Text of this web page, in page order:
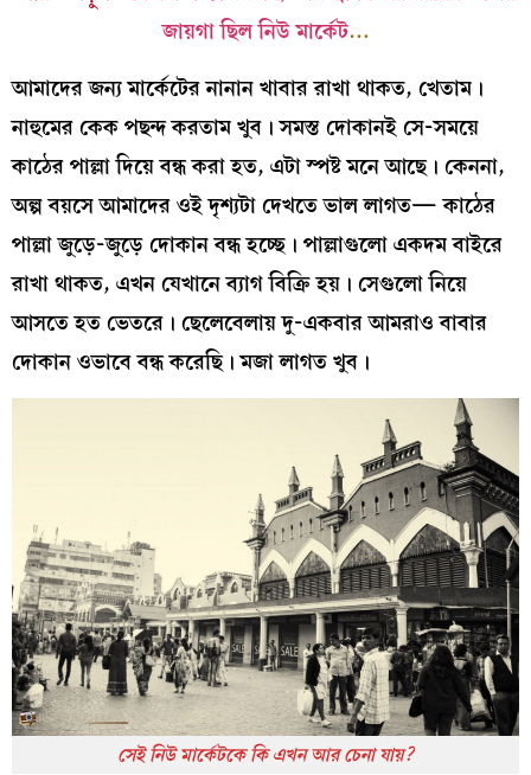
জায়গা ছিল নিউ মার্কেট…
আমাদের জন্য মার্কেটের নানান খাবার রাখা থাকত, খেতাম।
নাহুমের কেক পছন্দ করতাম খুব। সমস্ত দোকানই সে-সময়ে
কাঠের পাল্লা দিয়ে বন্ধ করা হত, এটা স্পষ্ট মনে আছে। কেননা,
অল্প বয়সে আমাদের ওই দৃশ্যটা দেখতে ভাল লাগত— কাঠের
পাল্লা জুড়ে-জুড়ে দোকান বন্ধ হচ্ছে। পাল্লাগুলো একদম বাইরে
রাখা থাকত, এখন যেখানে ব্যাগ বিক্রি হয়। সেগুলো নিয়ে
আসতে হত ভেতরে। ছেলেবেলায় দু-একবার আমরাও বাবার
দোকান ওভাবে বন্ধ করেছি। মজা লাগত খুব।
সেই নিউ মার্কেটকে কি এখন আর চেনা যায়?